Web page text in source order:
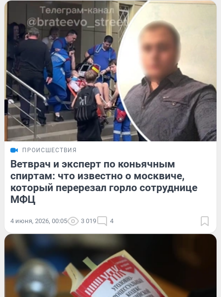
ПРОИСШЕСТВИЯ
Ветврач и эксперт по коньячным
спиртам: что известно о москвиче,
который перерезал горло сотруднице
МФЦ
4 июня, 2026, 00:05 3 019 4